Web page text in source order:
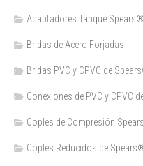
Adaptadores Tanque Spears®
Bridas de Acero Forjadas
Bridas PVC y CPVC de
Conexiones de PVC y CPVC
Coples de Compresión
Coples Reducidos de